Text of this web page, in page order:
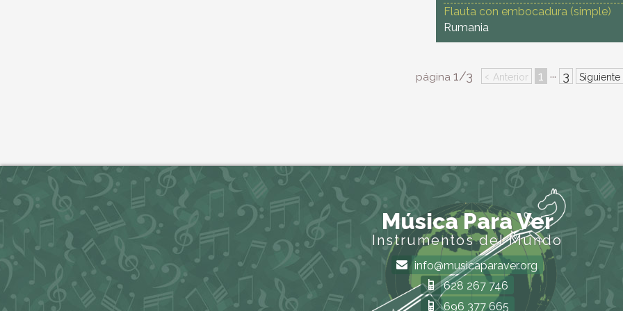
Flauta con embocadura (simple)
Rumania
página 1/3 ‹ Anterior 1 ··· 3 Siguiente
Música Para Ver
Instrumentos del Mundo
info@musicaparaver.org
628 267 746
696 377 665